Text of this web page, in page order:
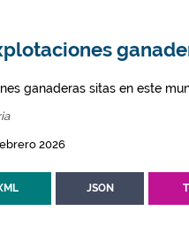
ganaderas sitas en este
2026
JSON